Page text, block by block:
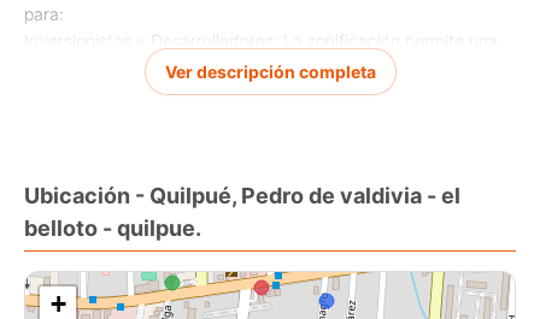
para:
Inversionistas y Desarrolladores: La zonificación permite una
amplia gama de proyectos residenciales, comerciales y de
El valor del metro cuadrado del sitio está por debajo de las 10
U.F., siendo notablemente más bajo que el promedio del
sector, el cual se transa entre 12 y 16 U.F..2
Ver descripción completa
Ubicación - Quilpué, Pedro de valdivia - el
belloto - quilpue.
+